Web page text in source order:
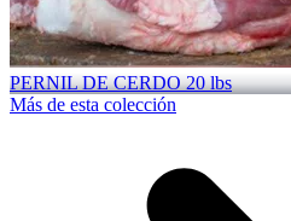
PERNIL DE CERDO 20 lbs
Más de esta colección